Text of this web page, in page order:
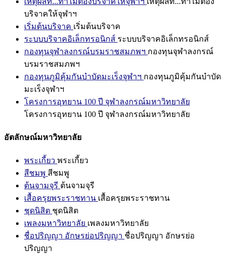
บริจาคให้จุฬาฯ
เริ่มต้นบริจาค เริ่มต้นบริจาค
ระบบบริจาคอิเล็กทรอนิกส์ ระบบบริจาคอิเล็กทรอนิกส์
กองทุนจุฬาลงกรณ์บรมราชสมภพฯ กองทุนจุฬาลงกรณ์
บรมราชสมภพฯ
กองทุนภูมิคุ้มกันบำบัดมะเร็งจุฬาฯ กองทุนภูมิคุ้มกันบำบัด
มะเร็งจุฬาฯ
โครงการอุทยาน 100 ปี จุฬาลงกรณ์มหาวิทยาลัย
โครงการอุทยาน 100 ปี จุฬาลงกรณ์มหาวิทยาลัย
อัตลักษณ์มหาวิทยาลัย
พระเกี้ยว พระเกี้ยว
สีชมพู สีชมพู
ต้นจามจุรี ต้นจามจุรี
เสื้อครุยพระราชทาน เสื้อครุยพระราชทาน
ชุดนิสิต ชุดนิสิต
เพลงมหาวิทยาลัย เพลงมหาวิทยาลัย
ชื่อปริญญา อักษรย่อปริญญา ชื่อปริญญา อักษรย่อ
ปริญญา